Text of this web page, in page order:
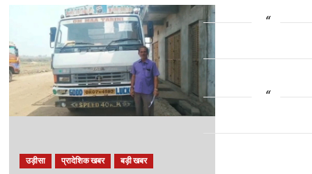
हजार
एकड़
जमीन
बेचने
की
तैयारी
में
मीडिया
उड़ीसा प्रादेशिक खबर बड़ी खबर